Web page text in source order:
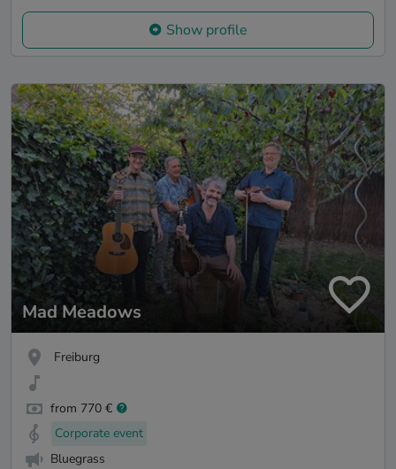
Show profile
Mad Meadows
Freiburg
from 770 €
Corporate event
Bluegrass